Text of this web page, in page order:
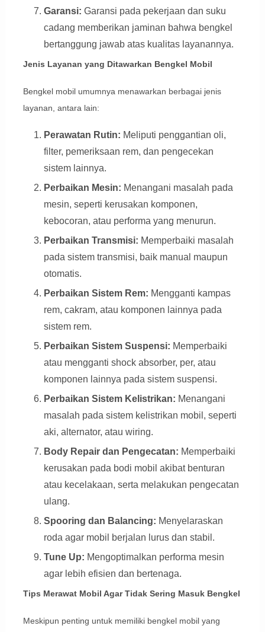
Garansi: Garansi pada pekerjaan dan suku
cadang memberikan jaminan bahwa bengkel
bertanggung jawab atas kualitas layanannya.
Jenis Layanan yang Ditawarkan Bengkel Mobil
Bengkel mobil umumnya menawarkan berbagai jenis
layanan, antara lain:
Perawatan Rutin: Meliputi penggantian oli,
filter, pemeriksaan rem, dan pengecekan
sistem lainnya.
Perbaikan Mesin: Menangani masalah pada
mesin, seperti kerusakan komponen,
kebocoran, atau performa yang menurun.
Perbaikan Transmisi: Memperbaiki masalah
pada sistem transmisi, baik manual maupun
otomatis.
Perbaikan Sistem Rem: Mengganti kampas
rem, cakram, atau komponen lainnya pada
sistem rem.
Perbaikan Sistem Suspensi: Memperbaiki
atau mengganti shock absorber, per, atau
komponen lainnya pada sistem suspensi.
Perbaikan Sistem Kelistrikan: Menangani
masalah pada sistem kelistrikan mobil, seperti
aki, alternator, atau wiring.
Body Repair dan Pengecatan: Memperbaiki
kerusakan pada bodi mobil akibat benturan
atau kecelakaan, serta melakukan pengecatan
ulang.
Spooring dan Balancing: Menyelaraskan
roda agar mobil berjalan lurus dan stabil.
Tune Up: Mengoptimalkan performa mesin
agar lebih efisien dan bertenaga.
Tips Merawat Mobil Agar Tidak Sering Masuk Bengkel
Meskipun penting untuk memiliki bengkel mobil yang